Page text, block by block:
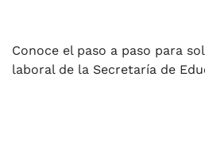
Conoce el paso a paso para
laboral de la Secretaría de